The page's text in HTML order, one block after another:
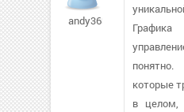
andy36376
которые
в целом,